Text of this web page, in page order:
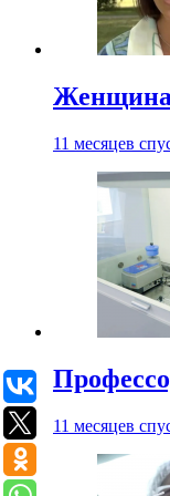
Женщина
11 месяцев
11 месяцев